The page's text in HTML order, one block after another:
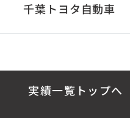
千葉トヨタ自動車
実績一覧トップへ